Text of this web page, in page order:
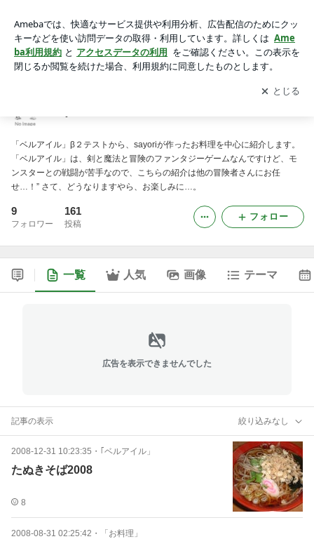
アプリをダウンロードして ブログの更新通知
を受け取りまし
ょう。
開く
「ベルアイル」β２テストから、sayoriが作ったお料理を中心に紹介します。
「ベルアイル」は、剣と魔法と冒険のファンタジーゲームなんですけど、モ
ンスターとの戦闘が苦手なので、こちらの紹介は他の冒険者さんにお任
せ…！” さて、どうなりますやら、お楽しみに…。
9
フォロワー
161
投稿
フォロー
一覧 人気 画像 テーマ
広告を表示できませんでした
記事の表示 絞り込みなし
2008-12-31 10:23:35 ・ ｢ベルアイル」
たぬきそば2008
8
2008-08-31 02:25:42 ・ 「お料理」